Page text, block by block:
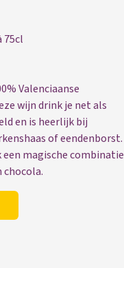
75cl
Valenciaanse
wijn drink je net als
en is heerlijk bij
of eendenborst.
magische combinatie
chocola.